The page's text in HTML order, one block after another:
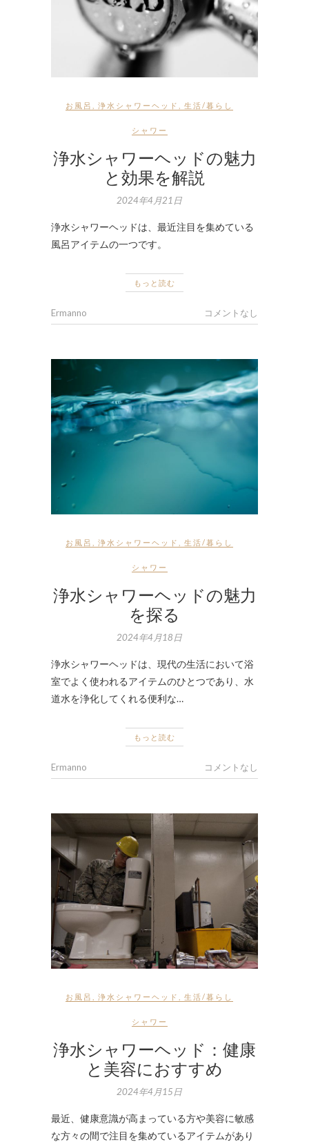
お風呂 浄水シャワーヘッド 生活/暮らし
シャワー
浄水シャワーヘッドの魅力
と効果を解説
2024年4月21日
浄水シャワーヘッドは、最近注目を集めている
風呂アイテムの一つです。
もっと読む
Ermanno コメントなし
お風呂 浄水シャワーヘッド 生活/暮らし
シャワー
浄水シャワーヘッドの魅力
を探る
2024年4月18日
浄水シャワーヘッドは、現代の生活において浴
室でよく使われるアイテムのひとつであり、水
道水を浄化してくれる便利な…
もっと読む
Ermanno コメントなし
お風呂 浄水シャワーヘッド 生活/暮らし
シャワー
浄水シャワーヘッド：健康
と美容におすすめ
2024年4月15日
最近、健康意識が高まっている方や美容に敏感
な方々の間で注目を集めているアイテムがあり